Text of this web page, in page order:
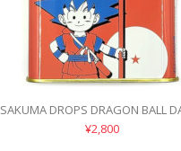
SAKUMA DROPS DRAGON BALL
¥2,800